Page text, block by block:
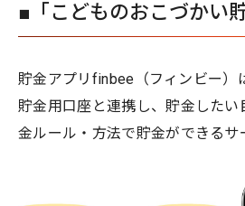
■「こどものおこづかい
貯金アプリfinbee（フィンビー）
貯金用口座と連携し、貯金した
金ルール・方法で貯金ができるサ